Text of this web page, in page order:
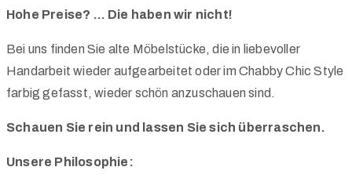
Hohe Preise? … Die haben wir nicht!
Bei uns finden Sie alte Möbelstücke, die in liebevoller
Handarbeit wieder aufgearbeitet oder im Chabby Chic Style
farbig gefasst, wieder schön anzuschauen sind.
Schauen Sie rein und lassen Sie sich überraschen.
Unsere Philosophie: